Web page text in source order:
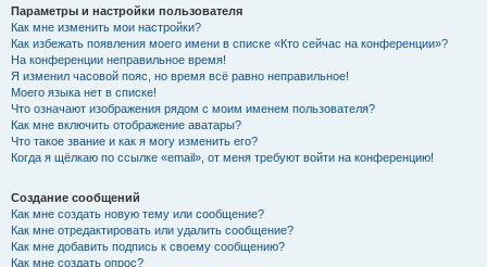
Параметры и настройки пользователя
Как мне изменить мои настройки?
Как избежать появления моего имени в списке «Кто сейчас на конференции»?
На конференции неправильное время!
Я изменил часовой пояс, но время всё равно неправильное!
Моего языка нет в списке!
Что означают изображения рядом с моим именем пользователя?
Как мне включить отображение аватары?
Что такое звание и как я могу изменить его?
Когда я щёлкаю по ссылке «email», от меня требуют войти на конференцию!
Создание сообщений
Как мне создать новую тему или сообщение?
Как мне отредактировать или удалить сообщение?
Как мне добавить подпись к своему сообщению?
Как мне создать опрос?